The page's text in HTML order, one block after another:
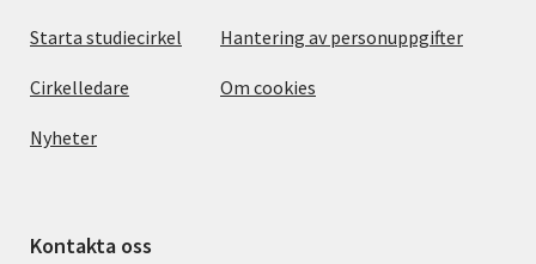
Starta studiecirkel
Cirkelledare
Nyheter
Hantering av personuppgifter
Om cookies
Kontakta oss